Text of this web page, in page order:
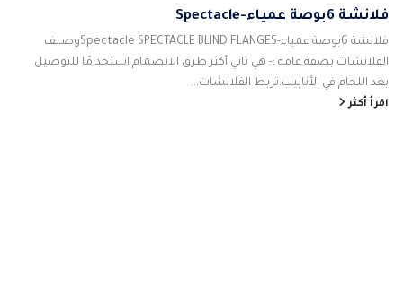
فلانشة 6بوصة عمياء-Spectacle
فلانشة 6بوصة عمياء-Spectacle SPECTACLE BLIND FLANGESوصـــف
الفلانشات بصفة عامة :- هي ثاني أكثر طرق الانضمام استخدامًا للتوصيل
بعد اللحام في الأنابيب.تربط الفلانشات...
اقرأ أكثر